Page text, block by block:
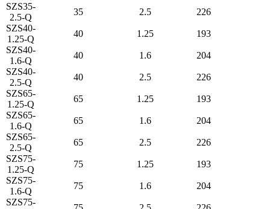
SZS35-
2.5-Q
35 2.5
226
SZS40-
1.25-Q
40 1.25
193
SZS40-
1.6-Q
40 1.6
204
SZS40-
2.5-Q
40 2.5
226
SZS65-
1.25-Q
65 1.25
193
SZS65-
1.6-Q
65 1.6
204
SZS65-
2.5-Q
65 2.5
226
SZS75-
1.25-Q
75 1.25
193
SZS75-
1.6-Q
75 1.6
204
SZS75-